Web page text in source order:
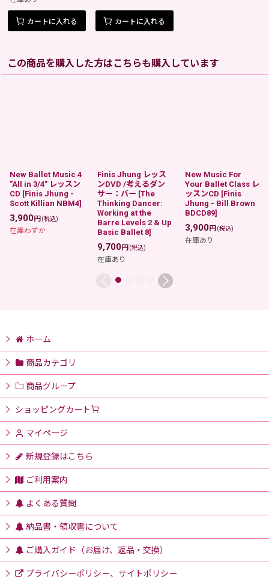
カートに入れる カートに入れる
この商品を購入した方はこちらも購入しています
New Ballet Music 4
"All in 3/4" レッスン
CD [Finis Jhung -
Scott Killian NBM4]
3,900円 (税込)
在庫わずか
Finis Jhung レッス
ンDVD /考えるダン
サー：バー [The
Thinking Dancer:
Working at the
Barre Levels 2 & Up
Basic Ballet 8]
9,700円 (税込)
在庫あり
New Music For
Your Ballet Class レ
ッスンCD [Finis
Jhung - Bill Brown
BDCD89]
3,900円 (税込)
在庫あり
ホーム
商品カテゴリ
商品グループ
ショッピングカート
マイページ
新規登録はこちら
ご利用案内
よくある質問
納品書・領収書について
ご購入ガイド（お届け、返品・交換）
プライバシーポリシー、サイトポリシー